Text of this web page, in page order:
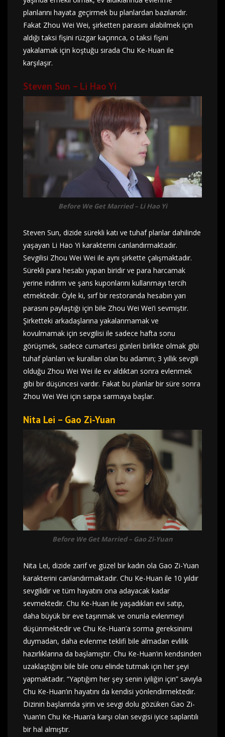
planlarını hayata geçirmek bu planlardan bazılarıdır.
Fakat Zhou Wei Wei, şirketten parasını alabilmek için
aldığı taksi fişini rüzgar kaçırınca, o taksi fişini
yakalamak için koştuğu sırada Chu Ke-Huan ile
karşılaşır.
Steven Sun – Li Hao Yi
Before We Get Married – Li Hao Yi
Steven Sun, dizide sürekli katı ve tuhaf planlar dahilinde
yaşayan Li Hao Yi karakterini canlandırmaktadır.
Sevgilisi Zhou Wei Wei ile aynı şirkette çalışmaktadır.
Sürekli para hesabı yapan biridir ve para harcamak
yerine indirim ve şans kuponlarını kullanmayı tercih
etmektedir. Öyle ki, sırf bir restoranda hesabın yarı
parasını paylaştığı için bile Zhou Wei Wei’i sevmiştir.
Şirketteki arkadaşlarına yakalanmamak ve
kovulmamak için sevgilisi ile sadece hafta sonu
görüşmek, sadece cumartesi günleri birlikte olmak gibi
tuhaf planları ve kuralları olan bu adamın; 3 yıllık sevgili
olduğu Zhou Wei Wei ile ev aldıktan sonra evlenmek
gibi bir düşüncesi vardır. Fakat bu planlar bir süre sonra
Zhou Wei Wei için sarpa sarmaya başlar.
Nita Lei – Gao Zi-Yuan
Before We Get Married – Gao Zi-Yuan
Nita Lei, dizide zarif ve güzel bir kadın ola Gao Zi-Yuan
karakterini canlandırmaktadır. Chu Ke-Huan ile 10 yıldır
sevgilidir ve tüm hayatını ona adayacak kadar
sevmektedir. Chu Ke-Huan ile yaşadıkları evi satıp,
daha büyük bir eve taşınmak ve onunla evlenmeyi
düşünmektedir ve Chu Ke-Huan’a sorma gereksinimi
duymadan, daha evlenme teklifi bile almadan evlilik
hazırlıklarına da başlamıştır. Chu Ke-Huan’ın kendsinden
uzaklaştığını bile bile onu elinde tutmak için her şeyi
yapmaktadır. “Yaptığım her şey senin iyiliğin için” savıyla
Chu Ke-Huan’ın hayatını da kendisi yönlendirmektedir.
Dizinin başlarında şirin ve sevgi dolu gözüken Gao Zi-
Yuan’ın Chu Ke-Huan’a karşı olan sevgisi iyice saplantılı
bir hal almıştır.